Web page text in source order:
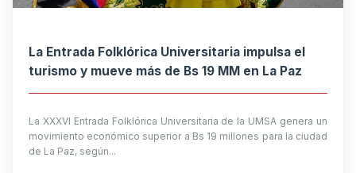
La Entrada Folklórica Universitaria impulsa el
turismo y mueve más de Bs 19 MM en La Paz
La XXXVI Entrada Folklórica Universitaria de la UMSA genera un
movimiento económico superior a Bs 19 millones para la ciudad
de La Paz, según...